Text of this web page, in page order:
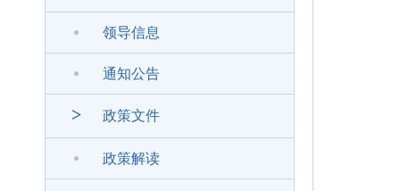
领导信息
通知公告
> 政策文件
政策解读